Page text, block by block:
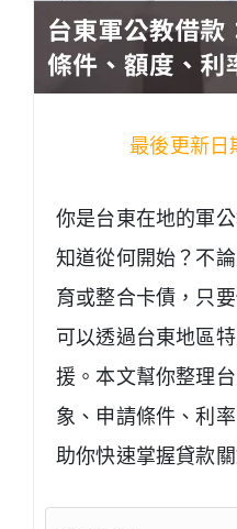
最後更新日
你是台東在地的軍
知道從何開始？不
育或整合卡債，只
可以透過台東地區
援。本文幫你整理
象、申請條件、利
助你快速掌握貸款關